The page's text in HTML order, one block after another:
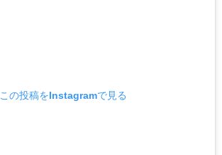
この投稿をInstagramで見る